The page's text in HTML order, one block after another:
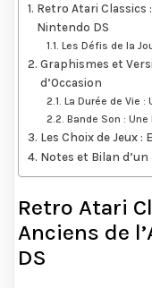
Retro Atari Classics
Nintendo DS
Les Défis de la
Graphismes et
d’Occasion
La Durée de Vie :
Bande Son :
Les Choix de Jeux
Notes et Bilan
Retro Atari
Anciens de
DS